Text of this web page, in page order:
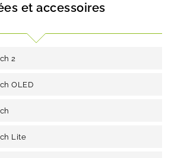
et accessoires
2
OLED
Lite